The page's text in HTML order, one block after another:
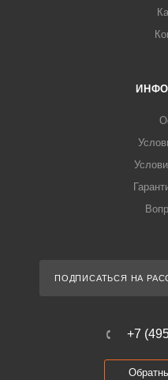
ПОДПИСАТЬСЯ НА
+7